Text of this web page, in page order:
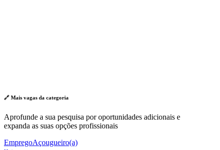
🔗 Mais vagas da categoria
Aprofunde a sua pesquisa por oportunidades adicionais e
expanda as suas opções profissionais
EmpregoAçougueiro(a)